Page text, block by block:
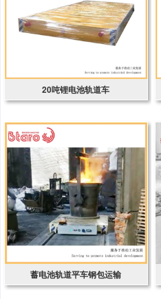
20吨锂电池轨道车
蓄电池轨道平车钢包运输